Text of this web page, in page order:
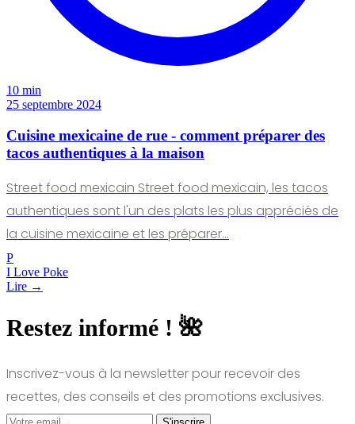
10 min
25 septembre 2024
Cuisine mexicaine de rue - comment préparer des
tacos authentiques à la maison
Street food mexicain Street food mexicain, les tacos
authentiques sont l'un des plats les plus appréciés de
la cuisine mexicaine et les préparer…
P
I Love Poke
Lire →
Restez informé ! 🌺
Inscrivez-vous à la newsletter pour recevoir des
recettes, des conseils et des promotions exclusives.